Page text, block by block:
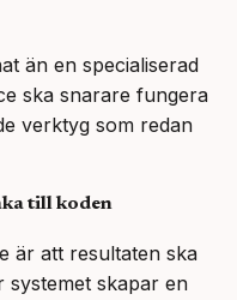
än en specialiserad
ska snarare fungera
verktyg som redan
till koden
är att resultaten ska
systemet skapar en